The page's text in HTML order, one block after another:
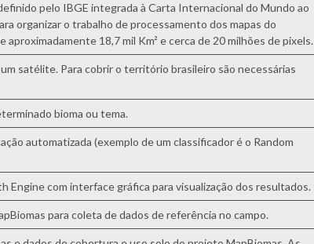
pelo IBGE integrada à Carta Internacional do Mundo ao
organizar o trabalho de processamento dos mapas do
aproximadamente 18,7 mil Km² e cerca de 20 milhões de pixels.
satélite. Para cobrir o território brasileiro são necessárias
bioma ou tema.
automatizada (exemplo de um classificador é o Random
Engine com interface gráfica para visualização dos resultados.
para coleta de dados de referência no campo.